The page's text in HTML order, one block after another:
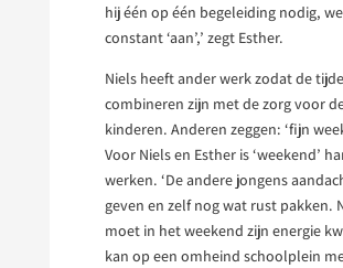
hij één op één begeleiding nodig,
constant ‘aan’,’ zegt Esther.
Niels heeft ander werk zodat de
combineren zijn met de zorg voor
kinderen. Anderen zeggen: ‘fijn
Voor Niels en Esther is ‘weekend’
werken. ‘De andere jongens
geven en zelf nog wat rust pakken.
moet in het weekend zijn energie
kan op een omheind schoolplein